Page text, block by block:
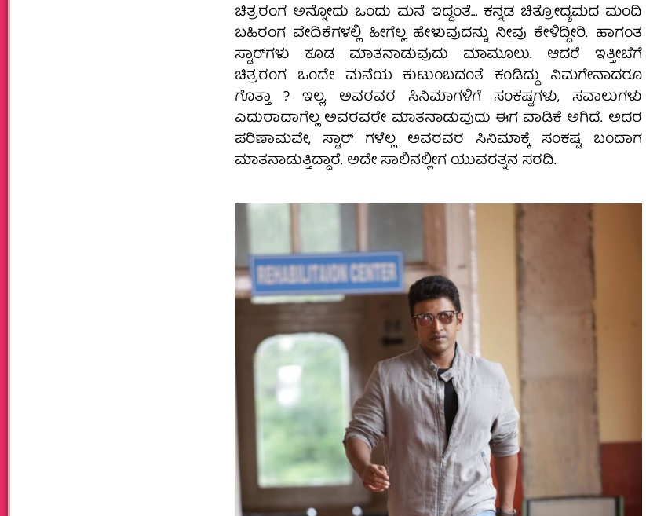
ಚಿತ್ರರಂಗ ಅನ್ನೋದು ಒಂದು ಮನೆ ಇದ್ದಂತೆ… ಕನ್ನಡ ಚಿತ್ರೋದ್ಯಮದ ಮಂದಿ
ಬಹಿರಂಗ ವೇದಿಕೆಗಳಲ್ಲಿ ಹೀಗೆಲ್ಲ ಹೇಳುವುದನ್ನು ನೀವು ಕೇಳಿದ್ದೀರಿ. ಹಾಗಂತ
ಸ್ಟಾರ್‌ಗಳು ಕೂಡ ಮಾತನಾಡುವುದು ಮಾಮೂಲು. ಆದರೆ ಇತ್ತೀಚೆಗೆ
ಚಿತ್ರರಂಗ ಒಂದೇ ಮನೆಯ ಕುಟುಂಬದಂತೆ ಕಂಡಿದ್ದು ನಿಮಗೇನಾದರೂ
ಗೊತ್ತಾ ? ಇಲ್ಲ, ಅವರವರ ಸಿನಿಮಾಗಳಿಗೆ ಸಂಕಷ್ಟಗಳು, ಸವಾಲುಗಳು
ಎದುರಾದಾಗೆಲ್ಲ ಅವರವರೇ ಮಾತನಾಡುವುದು ಈಗ ವಾಡಿಕೆ ಅಗಿದೆ. ಅದರ
ಪರಿಣಾಮವೇ, ಸ್ಟಾರ್‌ ಗಳೆಲ್ಲ ಅವರವರ ಸಿನಿಮಾಕ್ಕೆ ಸಂಕಷ್ಟ ಬಂದಾಗ
ಮಾತನಾಡುತ್ತಿದ್ದಾರೆ. ಅದೇ ಸಾಲಿನಲ್ಲೀಗ ಯುವರತ್ನನ ಸರದಿ.